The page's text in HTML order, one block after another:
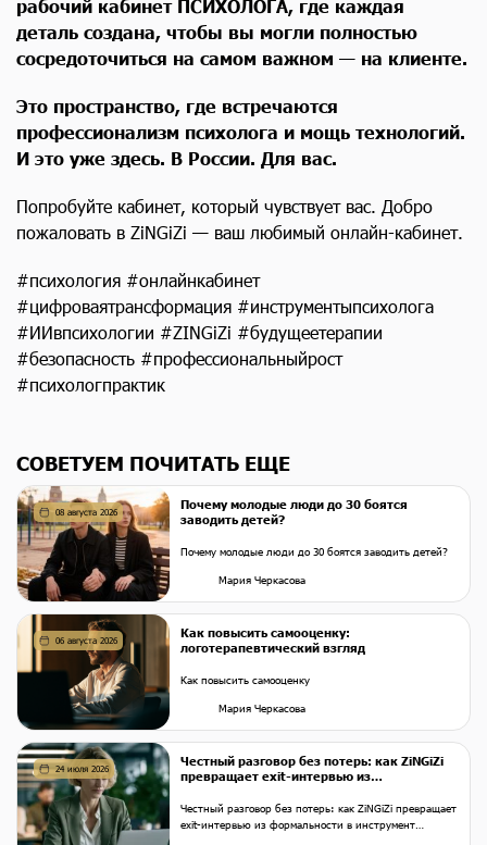
рабочий кабинет ПСИХОЛОГА, где каждая
деталь создана, чтобы вы могли полностью
сосредоточиться на самом важном — на клиенте.
Это пространство, где встречаются
профессионализм психолога и мощь технологий.
И это уже здесь. В России. Для вас.
Попробуйте кабинет, который чувствует вас. Добро
пожаловать в ZiNGiZi — ваш любимый онлайн-кабинет.
#психология #онлайнкабинет
#цифроваятрансформация #инструментыпсихолога
#ИИвпсихологии #ZINGiZi #будущеетерапии
#безопасность #профессиональныйрост
#психологпрактик
СОВЕТУЕМ ПОЧИТАТЬ ЕЩЕ
08 августа 2026
Почему молодые люди до 30 боятся
заводить детей?
Почему молодые люди до 30 боятся заводить детей?
Мария Черкасова
06 августа 2026
Как повысить самооценку:
логотерапевтический взгляд
Как повысить самооценку
Мария Черкасова
24 июля 2026
Честный разговор без потерь: как ZiNGiZi
превращает exit-интервью из
сотрудников и сохранения репутации на
рынке
Честный разговор без потерь: как ZiNGiZi превращает
exit-интервью из формальности в инструмент